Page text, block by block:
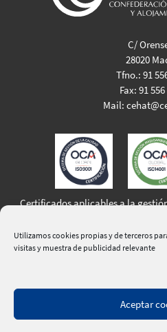
Utilizamos cookies propias y de terceros
visitas y muestra de publicidad relevante
Aceptar
C/
28020
Tfno.: 91
Fax: 91
Mail:
Certificados aplicables a la